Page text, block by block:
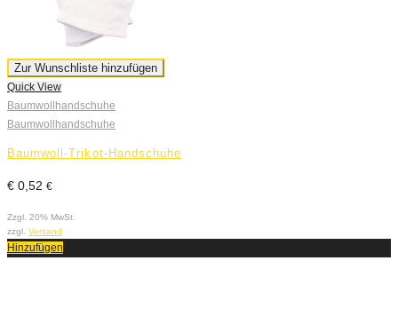
Zur Wunschliste hinzufügen
Quick View
Baumwollhandschuhe
Baumwollhandschuhe
Baumwoll-Trikot-Handschuhe
€ 0,52 €
Zzgl. 20% MwSt.
zzgl. Versand
Hinzufügen